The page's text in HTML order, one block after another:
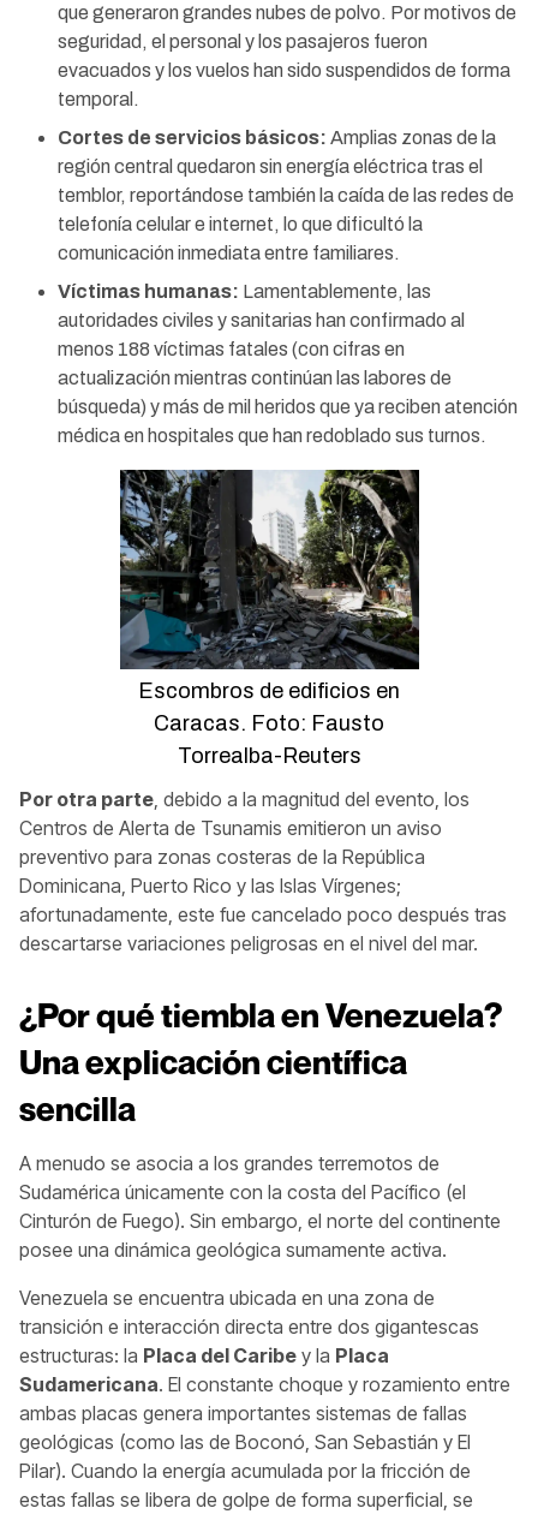
que generaron grandes nubes de polvo. Por motivos de
seguridad, el personal y los pasajeros fueron
evacuados y los vuelos han sido suspendidos de forma
temporal.
Cortes de servicios básicos: Amplias zonas de la
región central quedaron sin energía eléctrica tras el
temblor, reportándose también la caída de las redes de
telefonía celular e internet, lo que dificultó la
comunicación inmediata entre familiares.
Víctimas humanas: Lamentablemente, las
autoridades civiles y sanitarias han confirmado al
menos 188 víctimas fatales (con cifras en
actualización mientras continúan las labores de
búsqueda) y más de mil heridos que ya reciben atención
médica en hospitales que han redoblado sus turnos.
Escombros de edificios en
Caracas. Foto: Fausto
Torrealba-Reuters
Por otra parte , debido a la magnitud del evento, los
Centros de Alerta de Tsunamis emitieron un aviso
preventivo para zonas costeras de la República
Dominicana, Puerto Rico y las Islas Vírgenes;
afortunadamente, este fue cancelado poco después tras
descartarse variaciones peligrosas en el nivel del mar.
¿Por qué tiembla en Venezuela?
Una explicación científica
sencilla
A menudo se asocia a los grandes terremotos de
Sudamérica únicamente con la costa del Pacífico (el
Cinturón de Fuego). Sin embargo, el norte del continente
posee una dinámica geológica sumamente activa.
Venezuela se encuentra ubicada en una zona de
transición e interacción directa entre dos gigantescas
estructuras: la Placa del Caribe y la Placa
Sudamericana. El constante choque y rozamiento entre
ambas placas genera importantes sistemas de fallas
geológicas (como las de Boconó, San Sebastián y El
Pilar). Cuando la energía acumulada por la fricción de
estas fallas se libera de golpe de forma superficial, se